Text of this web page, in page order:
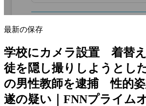
最新の保存
学校にカメラ設置 着替
徒を隠し撮りしようとし
の男性教師を逮捕 性的
遂の疑い｜FNNプライム